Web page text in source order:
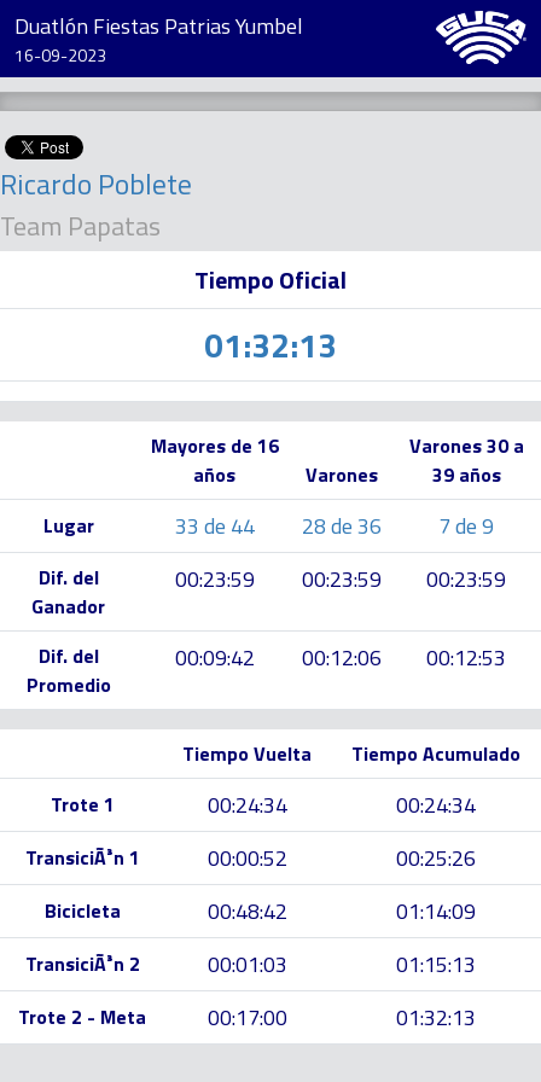
Duatlón Fiestas Patrias Yumbel
16-09-2023
Ricardo Poblete
Team Papatas
Tiempo Oficial
01:32:13
Mayores de 16
años
Varones
Varones 30 a
39 años
Lugar
33 de 44 28 de 36 7 de 9
Dif. del
Ganador
00:23:59 00:23:59 00:23:59
Dif. del
Promedio
00:09:42 00:12:06 00:12:53
Tiempo Vuelta
Tiempo Acumulado
Trote 1
00:24:34 00:24:34
TransiciÃ³n 1 00:00:52 00:25:26
Bicicleta 00:48:42 01:14:09
TransiciÃ³n 2 00:01:03 01:15:13
Trote 2 - Meta 00:17:00 01:32:13